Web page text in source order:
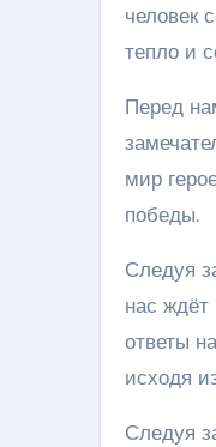
человек
тепло и
Перед
мир
победы.
Следуя
нас
ответы
исходя
Следуя